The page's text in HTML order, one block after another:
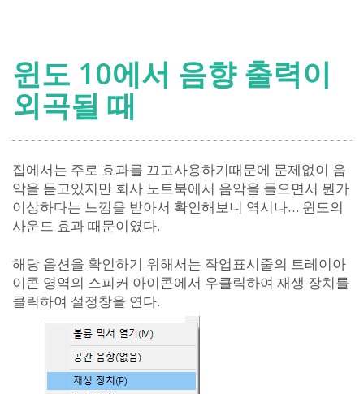
윈도 10에서 음향 출력이
외곡될 때
집에서는 주로 효과를 끄고사용하기때문에 문제없이 음
악을 듣고있지만 회사 노트북에서 음악을 들으면서 뭔가
이상하다는 느낌을 받아서 확인해보니 역시나… 윈도의
사운드 효과 때문이였다.
해당 옵션을 확인하기 위해서는 작업표시줄의 트레이아
이콘 영역의 스피커 아이콘에서 우클릭하여 재생 장치를
클릭하여 설정창을 연다.